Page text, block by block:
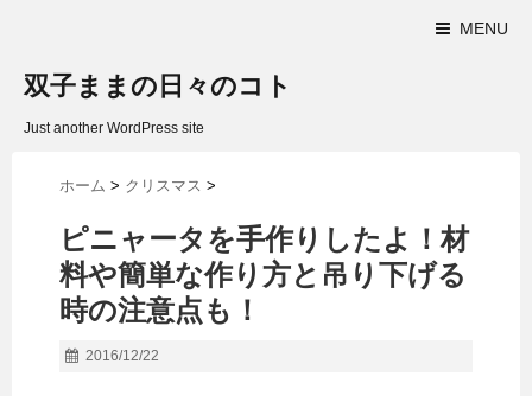
MENU
双子ままの日々のコト
Just another WordPress site
ホーム > クリスマス >
ピニャータを手作りしたよ！材
料や簡単な作り方と吊り下げる
時の注意点も！
2016/12/22